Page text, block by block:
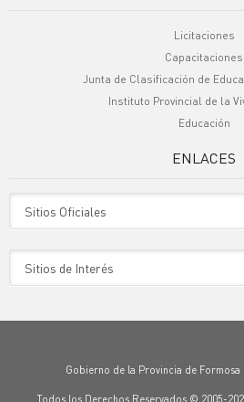
Licitaciones
Capacitaciones
Junta de Clasificación de
Instituto Provincial de la
Educación
ENLACES
Gobierno de la Provincia de Formosa
Todos los Derechos Reservados © 2005-